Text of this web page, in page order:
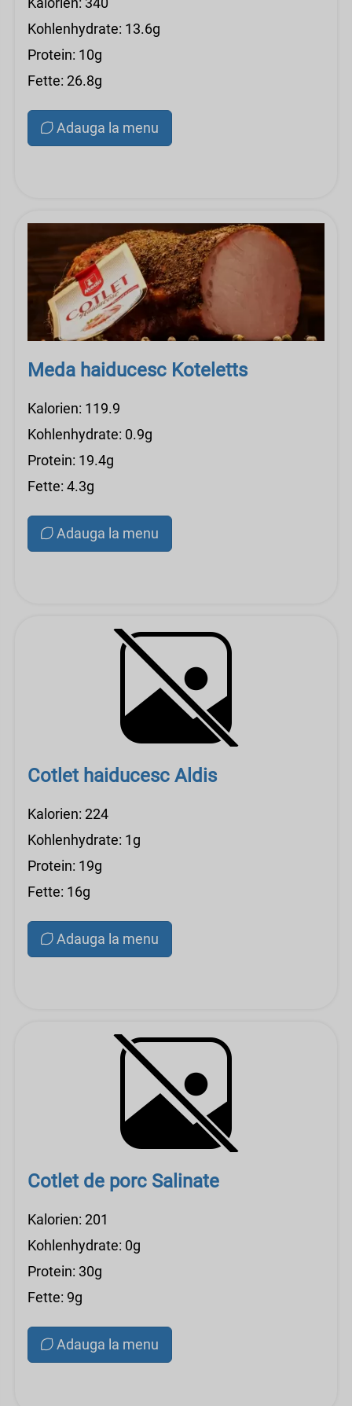
Kohlenhydrate: 13.6g
Protein: 10g
Fette: 26.8g
Adauga la menu
Meda haiducesc Koteletts
Kalorien: 119.9
Kohlenhydrate: 0.9g
Protein: 19.4g
Fette: 4.3g
Adauga la menu
Cotlet haiducesc Aldis
Kalorien: 224
Kohlenhydrate: 1g
Protein: 19g
Fette: 16g
Adauga la menu
Cotlet de porc Salinate
Kalorien: 201
Kohlenhydrate: 0g
Protein: 30g
Fette: 9g
Adauga la menu